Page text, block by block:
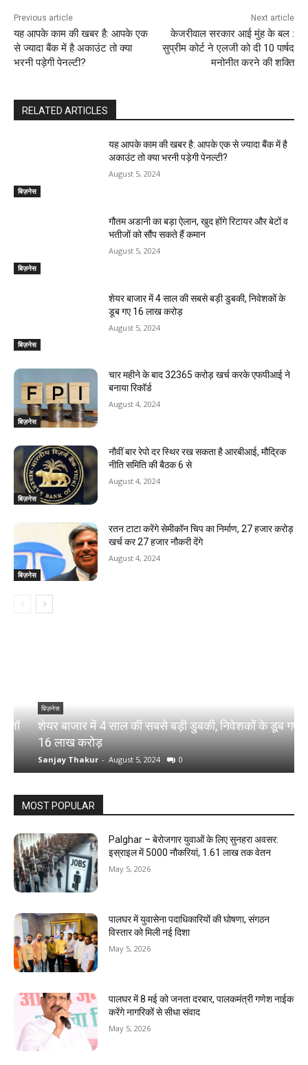
n
u
R
d
g
Previous article
यह आपके काम की खबर है: आपके एक
से ज्यादा बैंक में है अकाउंट तो क्या
भरनी पड़ेगी पेनल्टी?
Next article
केजरीवाल सरकार आई मुंह के बल :
सुप्रीम कोर्ट ने एलजी को दी 10 पार्षद
मनोनीत करने की शक्ति
RELATED ARTICLES
बिज़नेस
यह आपके काम की खबर है: आपके एक से ज्यादा बैंक में है
अकाउंट तो क्या भरनी पड़ेगी पेनल्टी?
August 5, 2024
बिज़नेस
गौतम अडानी का बड़ा ऐलान, खुद होंगे रिटायर और बेटों व
भतीजों को सौंप सकते हैं कमान
August 5, 2024
बिज़नेस
शेयर बाजार में 4 साल की सबसे बड़ी डुबकी, निवेशकों के
डूब गए 16 लाख करोड़
August 5, 2024
बिज़नेस
चार महीने के बाद 32365 करोड़ खर्च करके एफपीआई ने
बनाया रिकॉर्ड
August 4, 2024
बिज़नेस
नौवीं बार रेपो दर स्थिर रख सकता है आरबीआई, मौद्रिक
नीति समिति की बैठक 6 से
August 4, 2024
बिज़नेस
रतन टाटा करेंगे सेमीकॉन चिप का निर्माण, 27 हजार करोड़
खर्च कर 27 हजार नौकरी देंगे
August 4, 2024
बिज़नेस
शेयर बाजार में 4 साल की सबसे बड़ी डुबकी, निवेशकों के डूब गए
16 लाख करोड़
Sanjay Thakur - August 5, 2024
MOST POPULAR
Palghar – बेरोजगार युवाओं के लिए सुनहरा अवसर:
इस्राइल में 5000 नौकरियां, ₹1.61 लाख तक वेतन
May 5, 2026
पालघर में युवासेना पदाधिकारियों की घोषणा, संगठन
विस्तार को मिली नई दिशा
May 5, 2026
पालघर में 8 मई को जनता दरबार, पालकमंत्री गणेश नाईक
करेंगे नागरिकों से सीधा संवाद
May 5, 2026